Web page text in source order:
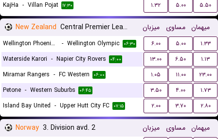
KajHa - Villan Pojat ۱۷:۳۰ ۱.۳۲ ۵.۰۰ ۵.۵۰
New Zealand Central Premier League میزبان مساوی میهمان
Wellington Phoenix Reservers - Wellington Olympic ۰۶:۳۰ ۶.۰۰ ۵.۰۰
۱.۳۳
Waterside Karori - Napier City Rovers ۰۴:۰۰ ۱۳.۰۰ ۶.۵۰
۱.۱۳
Miramar Rangers - FC Western ۰۶:۰۰ ۱.۰۵ ۱۱.۰۰
۲۳.۰۰
Petone - Western Suburbs ۰۶:۴۵ ۳.۵۰ ۴.۰۰
۱.۷۳
Island Bay United - Upper Hutt City FC ۰۷:۱۵ ۲.۰۰ ۳.۷۰ ۲.۸۰
Norway 3. Division avd. 2 میزبان مساوی میهمان